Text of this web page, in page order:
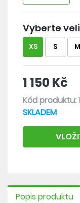
Vyberte
XS S M
1 150 Kč
Kód produktu:
SKLADEM
Popis produktu